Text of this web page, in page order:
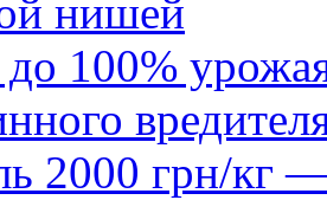
нишей
100%
2000 грн/кг —